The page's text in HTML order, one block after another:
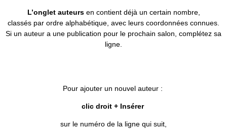
L’onglet auteursen contient déjà un certain nombre,
classés par ordre alphabétique, avec leurs coordonnées connues.
Si un auteur a une publication pour le prochain salon, complétez sa
ligne.
Pour ajouter un nouvel auteur :
clic droit + Insérer
sur le numéro de la ligne qui suit,